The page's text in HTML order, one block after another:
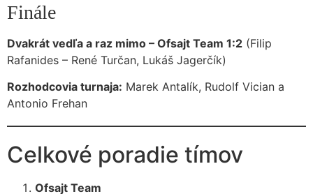
Finále
Dvakrát vedľa a raz mimo – Ofsajt Team 1:2 (Filip
Rafanides – René Turčan, Lukáš Jagerčík)
Rozhodcovia turnaja: Marek Antalík, Rudolf Vician a
Antonio Frehan
Celkové poradie tímov
Ofsajt Team